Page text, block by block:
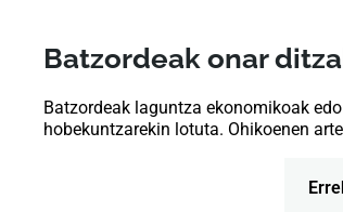
Batzordeak onar
Batzordeak laguntza ekonomikoak
hobekuntzarekin lotuta. Ohikoenen